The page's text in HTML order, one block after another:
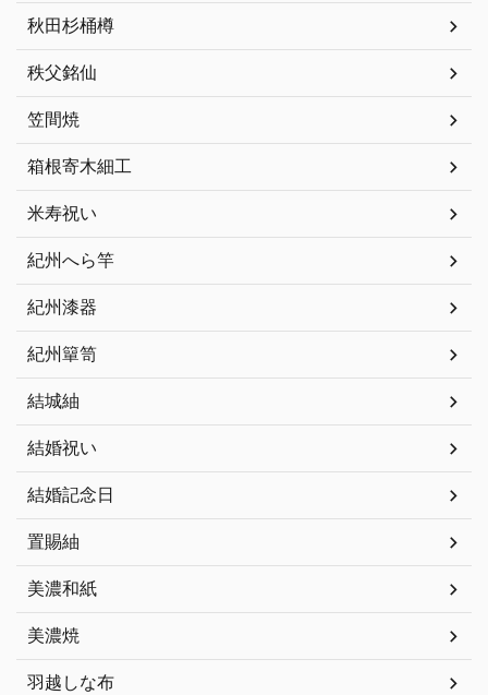
秋田杉桶樽
秩父銘仙
笠間焼
箱根寄木細工
米寿祝い
紀州へら竿
紀州漆器
紀州簞笥
結城紬
結婚祝い
結婚記念日
置賜紬
美濃和紙
美濃焼
羽越しな布